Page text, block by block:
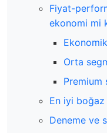
Fiyat-
ekonomi mi
Orta
Premium
En iyi
Deneme ve